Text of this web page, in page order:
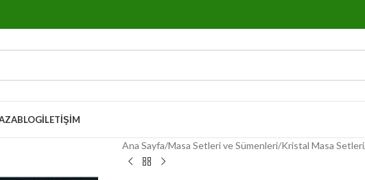
BLOGİLETIŞIM
Ana Sayfa Masa Setleri ve Sümenleri Kristal Masa Setleri